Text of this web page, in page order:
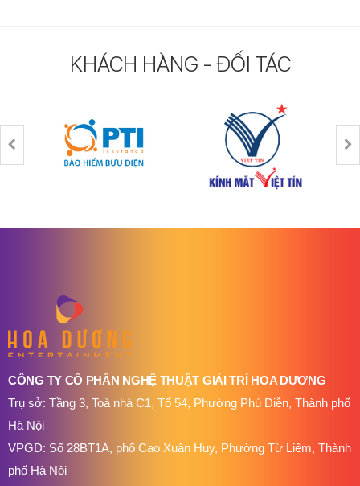
KHÁCH HÀNG - ĐỐI TÁC
CÔNG TY CỔ PHẦN NGHỆ THUẬT GIẢI TRÍ HOA DƯƠNG
Trụ sở: Tầng 3, Toà nhà C1, Tổ 54, Phường Phú Diễn, Thành phố
Hà Nội
VPGD: Số 28BT1A, phố Cao Xuân Huy, Phường Từ Liêm, Thành
phố Hà Nội